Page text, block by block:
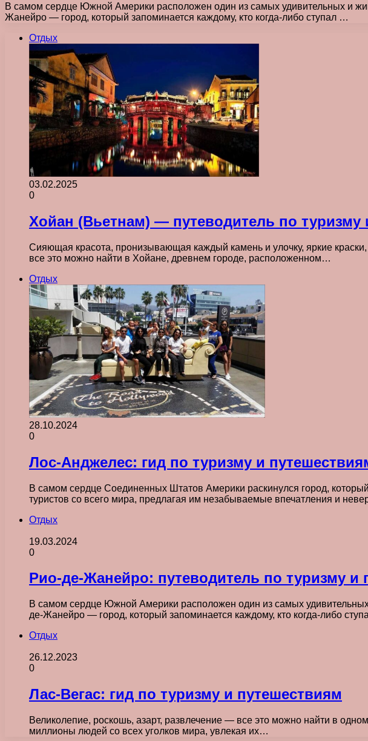
В самом сердце Южной Америки расположен один из самых удивительных и
Жанейро — город, который запоминается каждому, кто когда-либо ступал …
Отдых
03.02.2025
0
Хойан (Вьетнам) — путеводитель по туризму
Сияющая красота, пронизывающая каждый камень и улочку, яркие
все это можно найти в Хойане, древнем городе, расположенном…
Отдых
28.10.2024
0
Лос-Анджелес: гид по туризму и
В самом сердце Соединенных Штатов Америки раскинулся город,
туристов со всего мира, предлагая им незабываемые впечатления и
Отдых
19.03.2024
0
Рио-де-Жанейро: путеводитель по туризму
В самом сердце Южной Америки расположен один из самых
де-Жанейро — город, который запоминается каждому, кто когда-либо
Отдых
26.12.2023
0
Лас-Вегас: гид по туризму и путешествиям
Великолепие, роскошь, азарт, развлечение — все это можно найти в
миллионы людей со всех уголков мира, увлекая их…